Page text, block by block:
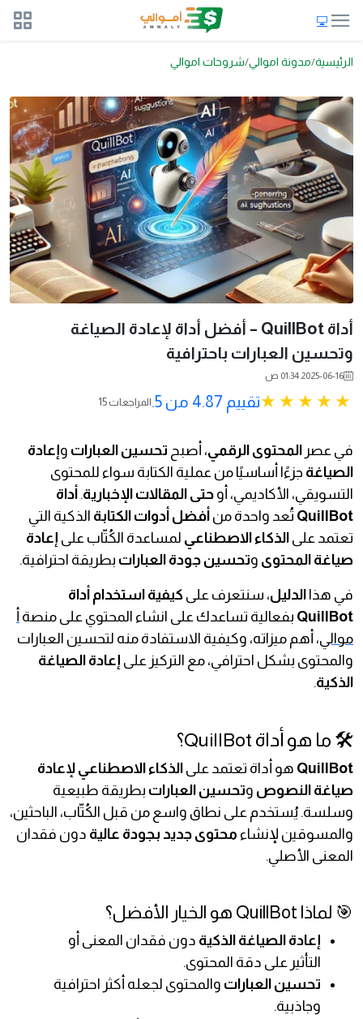
الرئيسية مدونة اموالي شروحات اموالي
أداة QuillBot – أفضل أداة لإعادة الصياغة
وتحسين العبارات باحترافية
2025-06-16 01:34 ص
تقييم 4.87 من 5. 15 المراجعات
في عصر المحتوى الرقمي، أصبح تحسين العبارات وإعادة
الصياغة جزءًا أساسيًا من عملية الكتابة سواء للمحتوى
التسويقي، الأكاديمي، أو حتى المقالات الإخبارية. أداة
QuillBot تُعد واحدة من أفضل أدوات الكتابة الذكية التي
تعتمد على الذكاء الاصطناعي لمساعدة الكُتّاب على إعادة
صياغة المحتوى وتحسين جودة العبارات بطريقة احترافية.
في هذا الدليل، سنتعرف على كيفية استخدام أداة
QuillBot بفعالية تساعدك على انشاء المحتوي على منصة
موالي، أهم ميزاته، وكيفية الاستفادة منه لتحسين العبارات
والمحتوى بشكل احترافي، مع التركيز على إعادة الصياغة
الذكية.
🛠️ ما هو أداة QuillBot؟
QuillBot هو أداة تعتمد على الذكاء الاصطناعي لإعادة
صياغة النصوص وتحسين العبارات بطريقة طبيعية
وسلسة. يُستخدم على نطاق واسع من قبل الكُتّاب، الباحثين،
والمسوقين لإنشاء محتوى جديد بجودة عالية دون فقدان
المعنى الأصلي.
🎯 لماذا QuillBot هو الخيار الأفضل؟
إعادة الصياغة الذكية دون فقدان المعنى أو
التأثير على دقة المحتوى.
تحسين العبارات والمحتوى لجعله أكثر احترافية
وجاذبية.